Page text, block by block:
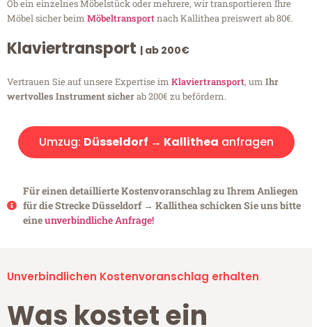
Ob ein einzelnes Möbelstück oder mehrere, wir transportieren Ihre
Möbel sicher beim Möbeltransportnach Kallithea preiswert ab 80€.
Klaviertransport | ab 200€
Vertrauen Sie auf unsere Expertise im Klaviertransport, um Ihr
wertvolles Instrument sicherab 200€ zu befördern.
Umzug: Düsseldorf → Kallithea anfragen
Für einen detaillierte Kostenvoranschlag zu Ihrem Anliegen
für die Strecke Düsseldorf → Kallithea schicken Sie uns bitte
eineunverbindliche Anfrage!
Unverbindlichen Kostenvoranschlag erhalten
Was kostet ein